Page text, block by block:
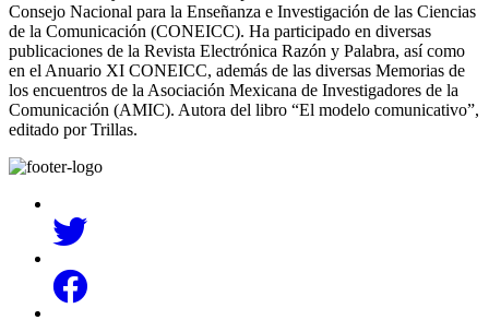
Consejo Nacional para la Enseñanza e Investigación de las Ciencias
de la Comunicación (CONEICC). Ha participado en diversas
publicaciones de la Revista Electrónica Razón y Palabra, así como
en el Anuario XI CONEICC, además de las diversas Memorias de
los encuentros de la Asociación Mexicana de Investigadores de la
Comunicación (AMIC). Autora del libro “El modelo comunicativo”,
editado por Trillas.